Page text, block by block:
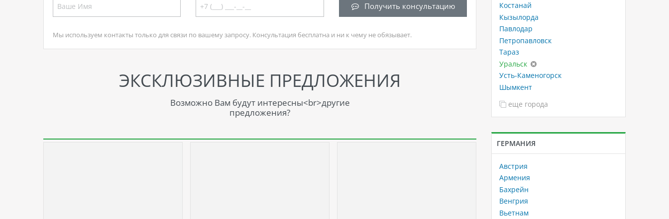
Получить консультацию
Мы используем контакты только для связи по вашему запросу. Консультация бесплатна и ни к чему не обязывает.
ЭКСКЛЮЗИВНЫЕ ПРЕДЛОЖЕНИЯ
Возможно Вам будут интересны<br>другие
предложения?
Костанай
Кызылорда
Павлодар
Петропавловск
Тараз
Уральск
Усть-Каменогорск
Шымкент
еще города
ГЕРМАНИЯ
Австрия
Армения
Бахрейн
Венгрия
Вьетнам